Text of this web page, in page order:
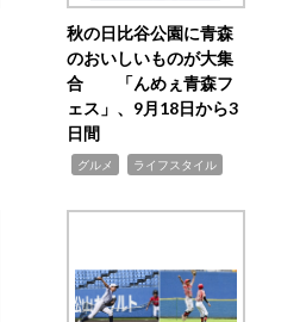
秋の日比谷公園に青森
のおいしいものが大集
合 「んめぇ青森フ
ェス」、9月18日から3
日間
グルメ ライフスタイル